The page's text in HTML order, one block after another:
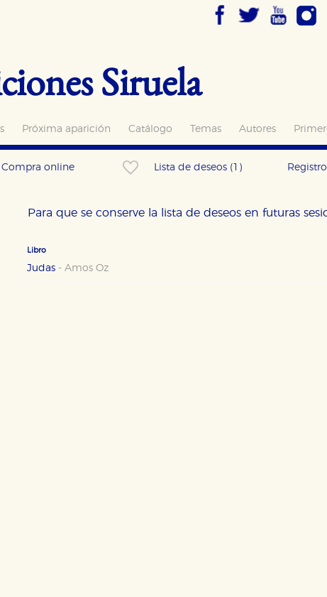
Siruela
Próxima aparición Catálogo Temas Autores
Compra online Lista de deseos (1) Registro
Para que se conserve la lista de deseos en futuras
Libro
Judas - Amos Oz